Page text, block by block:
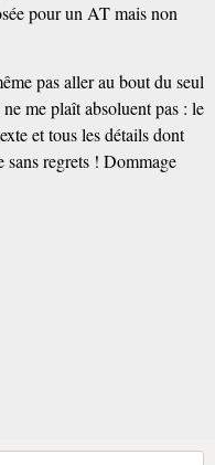
pour un AT mais non
pas aller au bout du seul
me plaît absoluent pas : le
et tous les détails dont
sans regrets ! Dommage